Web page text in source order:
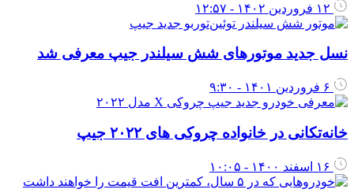
۱۲ فروردین ۱۴۰۲ - ۱۲:۵۷
جدید موتورهای شش سیلندر جیپ معرفی شد
۶ فروردین ۱۴۰۱ - ۹:۳۰
در خانواده چروکی های ۲۰۲۲ جیپ
۱۶ اسفند ۱۴۰۰ - ۱۰:۰۵